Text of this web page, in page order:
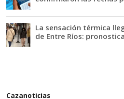
La sensación térmica
de Entre Ríos:
Cazanoticias